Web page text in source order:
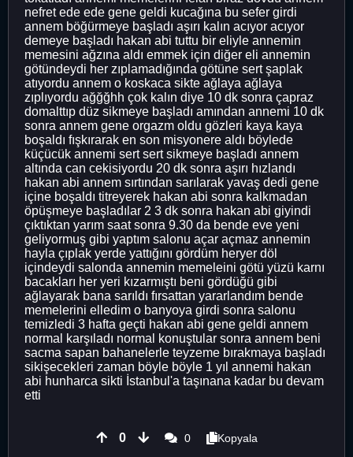
nefret ede ede gene geldi kucağına bu sefer girdi
annem böğürmeye başladı aşırı kalın acıyor acıyor
demeye başladı hakan abi tuttu bir eliyle annemin
memesini ağzına aldı emmek için diğer eli annemin
götündeydi her zıplamadığında götüne sert şaplak
atıyordu annem o koskaca sikte ağlaya ağlaya
zıplıyordu ağğğhh çok kalın diye 10 dk sonra çapraz
domalttıp düz sikmeye başladı amından annemi 10 dk
sonra annem gene orgazm oldu gözleri kaya kaya
boşaldı fışkırarak en son misyonere aldı böylede
küçücük annemi sert sert sikmeye başladı annem
altında can cekisiyordu 20 dk sonra aşırı hızlandı
hakan abi annem sırtından sarılarak yavaş dedi gene
içine boşaldı titreyerek hakan abi sonra kalkmadan
öpüşmeye başladılar 2 3 dk sonra hakan abi giyindi
çıktıktan yarım saat sonra 9.30 da bende eve yeni
geliyormuş gibi yaptım salonu açar açmaz annemin
hayla çıplak yerde yattığını gördüm heryer döl
içindeydi salonda annemin memeleini götü yüzü karnı
bacakları her yeri kızarmıştı beni gördüğü gibi
ağlayarak bana sarıldı fırsattan yararlandım bende
memelerini elledim o banyoya girdi sonra salonu
temizledi 3 hafta geçti hakan abi gene geldi annem
normal karşıladı normal konuştular sonra annem beni
sacma sapan bahanelerle teyzeme bırakmaya başladı
sikişecekleri zaman böyle böyle 1 yıl annemi hakan
abi hunharca sikti İstanbul'a taşınana kadar bu devam
etti
0 0
Kopyala